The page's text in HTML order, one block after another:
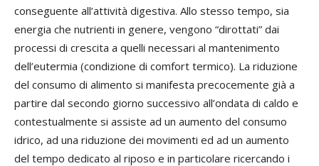
conseguente all’attività digestiva. Allo stesso tempo, sia
energia che nutrienti in genere, vengono “dirottati” dai
processi di crescita a quelli necessari al mantenimento
dell’eutermia (condizione di comfort termico). La riduzione
del consumo di alimento si manifesta precocemente già a
partire dal secondo giorno successivo all’ondata di caldo e
contestualmente si assiste ad un aumento del consumo
idrico, ad una riduzione dei movimenti ed ad un aumento
del tempo dedicato al riposo e in particolare ricercando i